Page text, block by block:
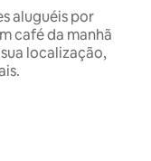
aluguéis por
café da manhã
localização,